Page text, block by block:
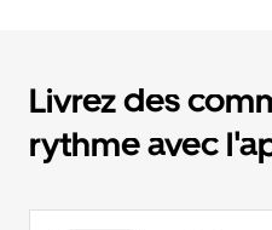
Livrez des
rythme avec